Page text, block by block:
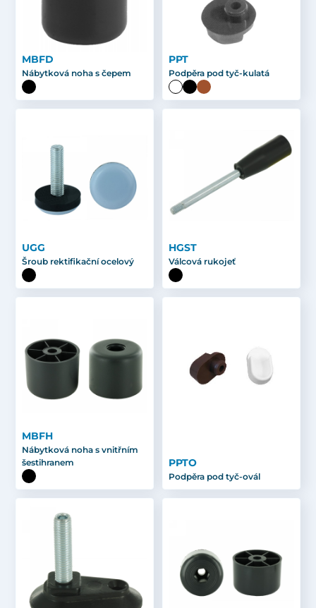
MBFD
Nábytková noha s čepem
PPT
Podpěra pod tyč-kulatá
UGG
Šroub rektifikační ocelový
HGST
Válcová rukojeť
MBFH
Nábytková noha s vnitřním
šestihranem
PPTO
Podpěra pod tyč-ovál